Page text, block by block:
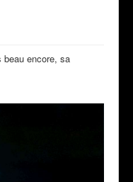
beau encore, sa